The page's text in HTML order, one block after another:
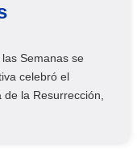
Semanas se
celebró el
la Resurrección,